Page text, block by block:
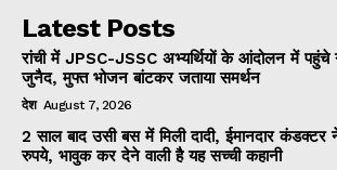
Latest Posts
रांची में JPSC-JSSC अभ्यर्थियों के आंदोलन में पहुंचे
जुनैद, मुफ्त भोजन बांटकर जताया समर्थन
देश August 7, 2026
2 साल बाद उसी बस में मिली दादी, ईमानदार कंडक्टर
रुपये, भावुक कर देने वाली है यह सच्ची कहानी